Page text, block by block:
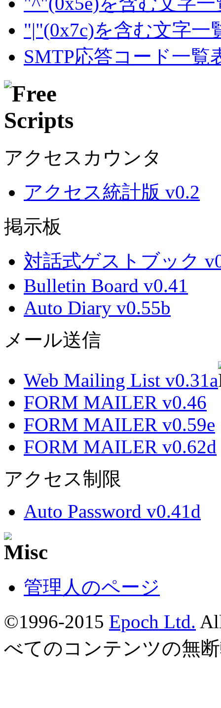
"|"(0x7c)を含む文字一
SMTP応答コード一覧
アクセスカウンタ
アクセス統計版 v0.2
掲示板
対話式ゲストブック
Bulletin Board v0.41
Auto Diary v0.55b
メール送信
Web Mailing List v0.31a
FORM MAILER v0.46
FORM MAILER v0.59e
FORM MAILER v0.62d
アクセス制限
Auto Password v0.41d
管理人のページ
©1996-2015 Epoch Ltd.
べてのコンテンツの無